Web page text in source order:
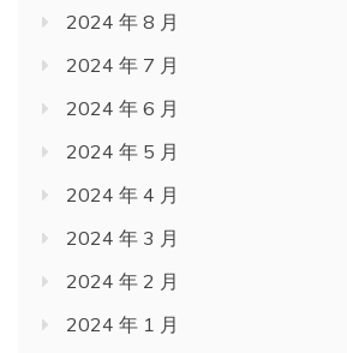
2024 年 8 月
2024 年 7 月
2024 年 6 月
2024 年 5 月
2024 年 4 月
2024 年 3 月
2024 年 2 月
2024 年 1 月